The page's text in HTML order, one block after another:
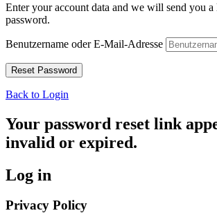
Enter your account data and we will send you
password.
Benutzername oder E-Mail-Adresse
Back to Login
Your password reset link
invalid or expired.
Log in
Privacy Policy